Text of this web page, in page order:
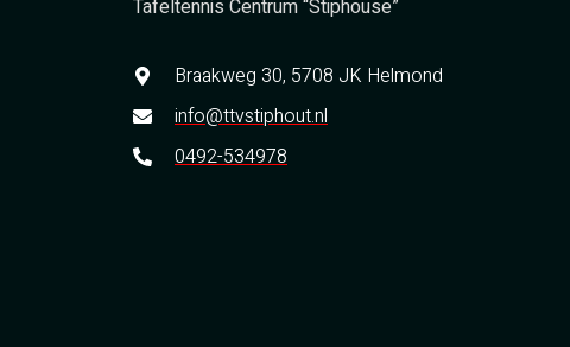
Tafeltennis Centrum “Stiphouse”
Braakweg 30, 5708 JK Helmond
info@ttvstiphout.nl
0492-534978